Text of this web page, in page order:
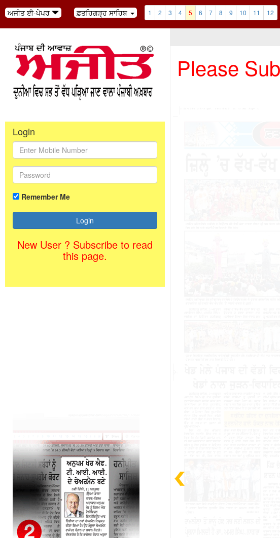
ਅਜੀਤ ਈ-ਪੇਪਰ ਫ਼ਤਹਿਗੜ੍ਹ ਸਾਹਿਬ 1 2 3 4 5 6 7 8 9 10 11 12
Login
Remember Me
New User ? Subscribe to read
this page.
Please